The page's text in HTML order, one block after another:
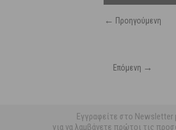
← Προηγούμενη
Επόμενη →
Εγγραφείτε στο Newsletter
για να λαμβάνετε πρώτοι τις